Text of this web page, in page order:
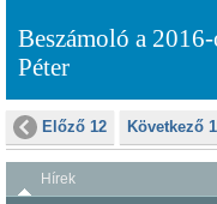
Beszámoló a
Péter
Előző 12 Következő
Hírek